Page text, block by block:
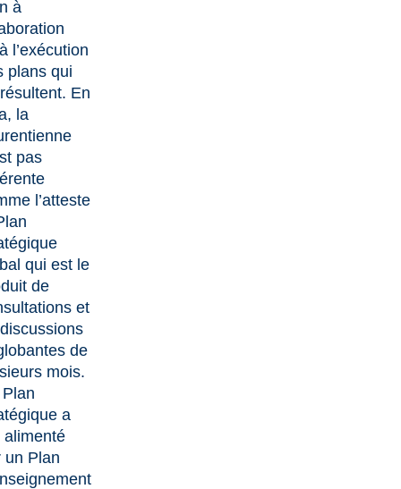
à
l’exécution
plans qui
En
la
pas
l’atteste
qui est le
de
et
de
mois.
a
alimenté
un Plan